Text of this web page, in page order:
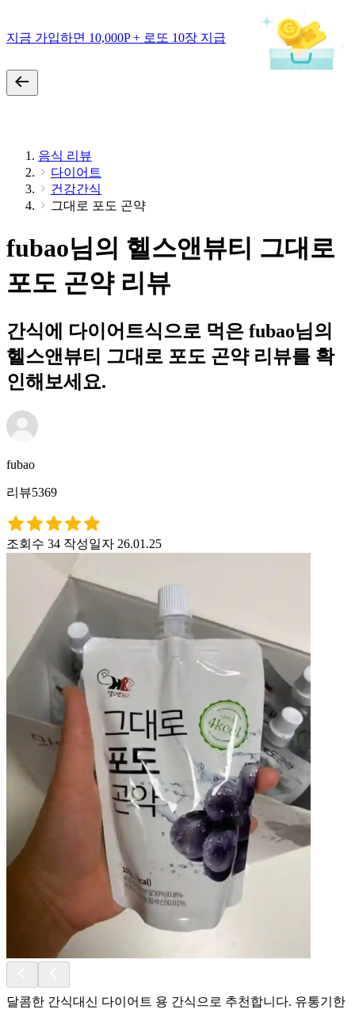
지금 가입하면 10,000P + 로또 10장 지급
음식 리뷰
다이어트
건강간식
그대로 포도 곤약
fubao님의 헬스앤뷰티 그대로
포도 곤약 리뷰
간식에 다이어트식으로 먹은 fubao님의
헬스앤뷰티 그대로 포도 곤약 리뷰를 확
인해보세요.
fubao
리뷰5369
조회수 34 작성일자 26.01.25
달콤한 간식대신 다이어트 용 간식으로 추천합니다. 유통기한